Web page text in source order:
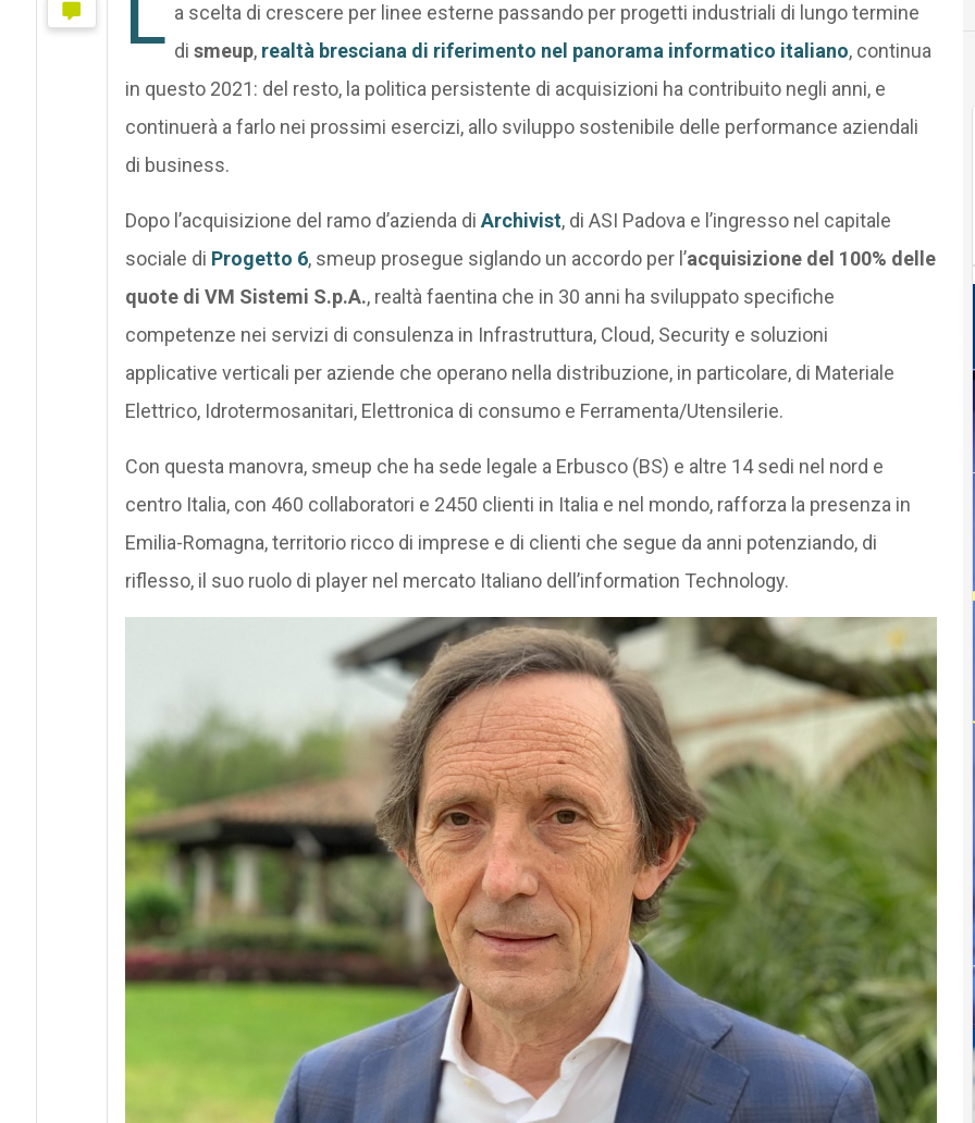
L a scelta di crescere per linee esterne passando per progetti industriali di lungo termine
di smeup, realtà bresciana di riferimento nel panorama informatico italiano, continua
in questo 2021: del resto, la politica persistente di acquisizioni ha contribuito negli anni, e
continuerà a farlo nei prossimi esercizi, allo sviluppo sostenibile delle performance aziendali
di business.
Dopo l’acquisizione del ramo d’azienda di Archivist, di ASI Padova e l’ingresso nel capitale
sociale di Progetto 6, smeup prosegue siglando un accordo per l’acquisizione del 100% delle
quote di VM Sistemi S.p.A., realtà faentina che in 30 anni ha sviluppato specifiche
competenze nei servizi di consulenza in Infrastruttura, Cloud, Security e soluzioni
applicative verticali per aziende che operano nella distribuzione, in particolare, di Materiale
Elettrico, Idrotermosanitari, Elettronica di consumo e Ferramenta/Utensilerie.
Con questa manovra, smeup che ha sede legale a Erbusco (BS) e altre 14 sedi nel nord e
centro Italia, con 460 collaboratori e 2450 clienti in Italia e nel mondo, rafforza la presenza in
Emilia-Romagna, territorio ricco di imprese e di clienti che segue da anni potenziando, di
riflesso, il suo ruolo di player nel mercato Italiano dell’information Technology.